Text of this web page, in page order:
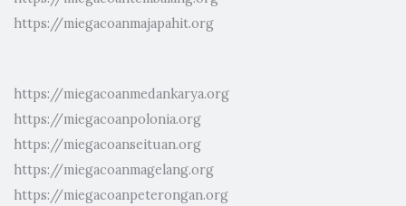
https://miegacoanmajapahit.org
https://miegacoanmedankarya.org
https://miegacoanpolonia.org
https://miegacoanseituan.org
https://miegacoanmagelang.org
https://miegacoanpeterongan.org